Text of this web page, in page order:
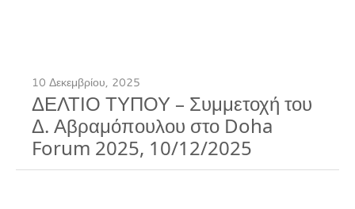
10 Δεκεμβρίου, 2025
ΔΕΛΤΙΟ ΤΥΠΟΥ – Συμμετοχή του
Δ. Αβραμόπουλου στο Doha
Forum 2025, 10/12/2025